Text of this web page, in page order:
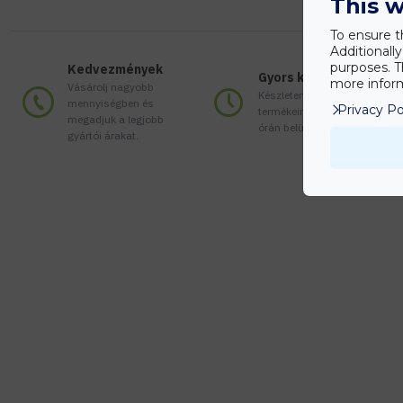
Kedvezmények
Vásárolj nagyobb
mennyiségben és
megadjuk a legjobb
gyártói árakat.
Gyors kiszállítás
Készleten lévő
termékeinket akár 24
órán belül megkaphatod!
This
To ensure
purposes.
more
Privacy